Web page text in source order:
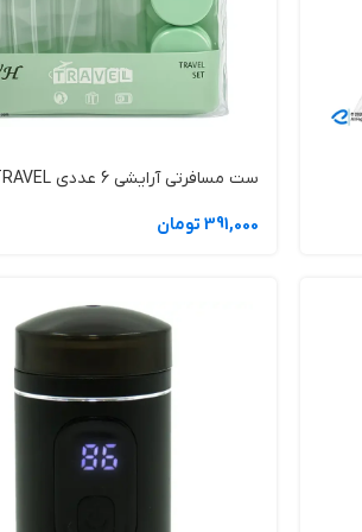
ست مسافرتی آرایشی 6 عددی TRAVEL
391,000 تومان